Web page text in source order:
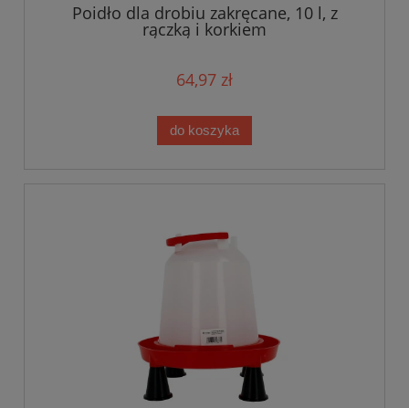
Poidło dla drobiu zakręcane, 10 l, z
rączką i korkiem
64,97 zł
do koszyka